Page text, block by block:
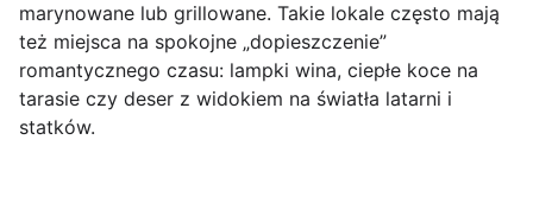
marynowane lub grillowane. Takie lokale często mają
też miejsca na spokojne „dopieszczenie”
romantycznego czasu: lampki wina, ciepłe koce na
tarasie czy deser z widokiem na światła latarni i
statków.